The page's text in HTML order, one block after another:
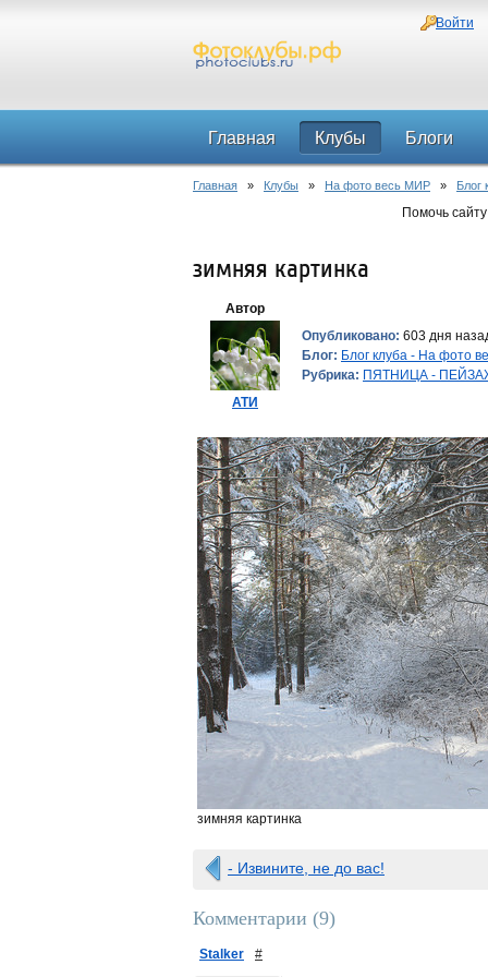
Войти
Главная Клубы Блоги
Главная » Клубы » На фото весь МИР » Блог
Помочь
зимняя картинка
Автор
АТИ
Опубликовано: 603 дня
Блог: Блог клуба - На фото
Рубрика: ПЯТНИЦА - ПЕЙЗАЖ
зимняя картинка
- Извините, не до вас!
Комментарии (9)
Stalker #